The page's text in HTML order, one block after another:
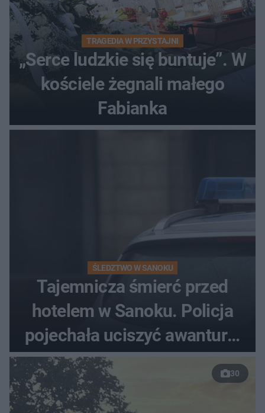
TRAGEDIA W PRZYSTAJNI
„Serce ludzkie się buntuje”. W
kościele żegnali małego
Fabianka
ŚLEDZTWO W SANOKU
Tajemnicza śmierć przed
hotelem w Sanoku. Policja
pojechała uciszyć awanturę,
znaleźli ciało
30